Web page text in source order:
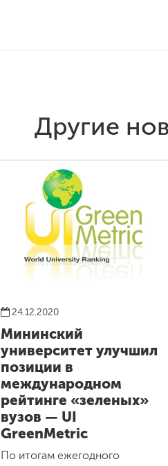
Другие
24.12.2020
Мининский
университет улучшил
позиции в
международном
рейтинге «зеленых»
вузов — UI
GreenMetric
По итогам ежегодного